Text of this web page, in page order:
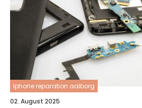
Iphone reparation aalborg
02. August 2025